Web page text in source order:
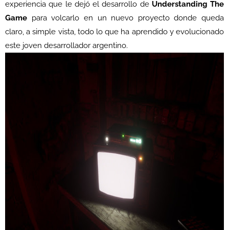
experiencia que le dejó el desarrollo de Understanding The
Game para volcarlo en un nuevo proyecto donde queda
claro, a simple vista, todo lo que ha aprendido y evolucionado
este joven desarrollador argentino.